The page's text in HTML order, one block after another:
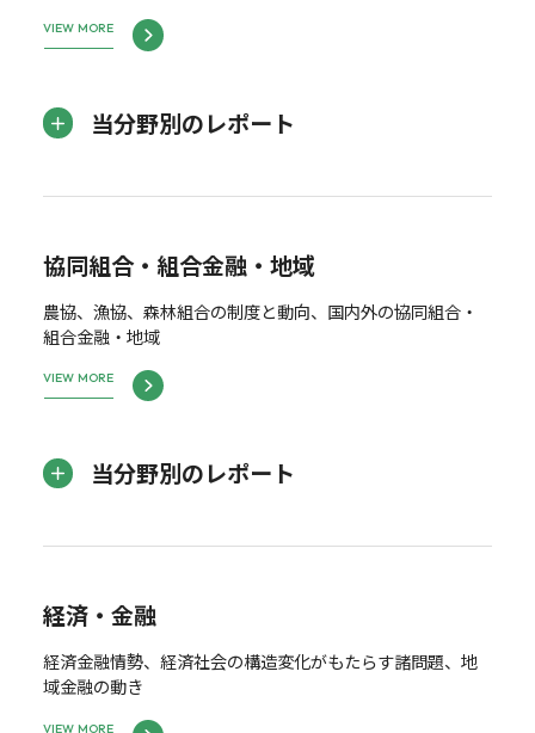
VIEW MORE
当分野別のレポート
協同組合・組合金融・地域
農協、漁協、森林組合の制度と動向、国内外の協同組合・
組合金融・地域
VIEW MORE
当分野別のレポート
経済・金融
経済金融情勢、経済社会の構造変化がもたらす諸問題、地
域金融の動き
VIEW MORE